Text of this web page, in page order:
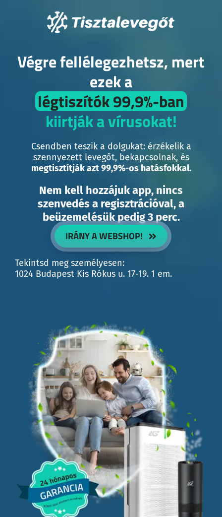
Végre fellélegezhetsz, mert
ezek a
légtiszítók 99,9%-ban
kiirtják a vírusokat!
Csendben teszik a dolgukat: érzékelik a
szennyezett levegőt, bekapcsolnak, és
megtisztítják azt 99,9%-os hatásfokkal.
Nem kell hozzájuk app, nincs
szenvedés a regisztrációval,a
beüzemelésükpedig3 perc.
IRÁNY A WEBSHOP!
Tekintsd meg személyesen:
1024 Budapest Kis Rókus u. 17-19. 1 em.